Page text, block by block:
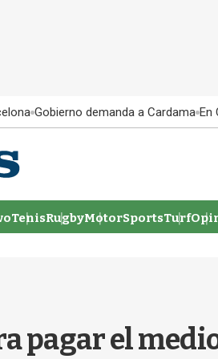
Gobierno demanda a Cardama En
TenisRugbyMotorSportsTurf
pagar el